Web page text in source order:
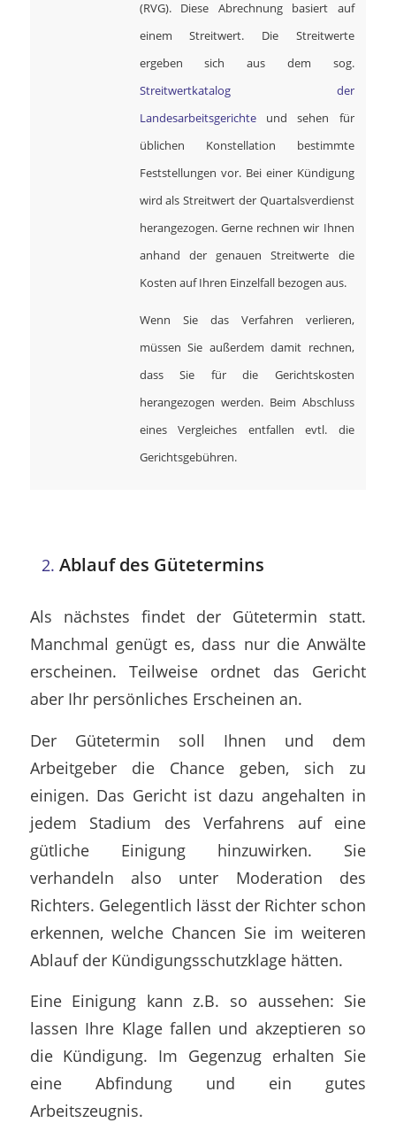
(RVG). Diese Abrechnung basiert auf
einem Streitwert. Die Streitwerte
ergeben sich aus dem sog.
Streitwertkatalog der
Landesarbeitsgerichteund sehen für
üblichen Konstellation bestimmte
Feststellungen vor. Bei einer Kündigung
wird als Streitwert der Quartalsverdienst
herangezogen. Gerne rechnen wir Ihnen
anhand der genauen Streitwerte die
Kosten auf Ihren Einzelfall bezogen aus.
Wenn Sie das Verfahren verlieren,
müssen Sie außerdem damit rechnen,
dass Sie für die Gerichtskosten
herangezogen werden. Beim Abschluss
eines Vergleiches entfallen evtl. die
Gerichtsgebühren.
Ablauf des Gütetermins
Als nächstes findet der Gütetermin statt.
Manchmal genügt es, dass nur die Anwälte
erscheinen. Teilweise ordnet das Gericht
aber Ihr persönliches Erscheinen an.
Der Gütetermin soll Ihnen und dem
Arbeitgeber die Chance geben, sich zu
einigen. Das Gericht ist dazu angehalten in
jedem Stadium des Verfahrens auf eine
gütliche Einigung hinzuwirken. Sie
verhandeln also unter Moderation des
Richters. Gelegentlich lässt der Richter schon
erkennen, welche Chancen Sie im weiteren
Ablauf der Kündigungsschutzklage hätten.
Eine Einigung kann z.B. so aussehen: Sie
lassen Ihre Klage fallen und akzeptieren so
die Kündigung. Im Gegenzug erhalten Sie
eine Abfindung und ein gutes
Arbeitszeugnis.